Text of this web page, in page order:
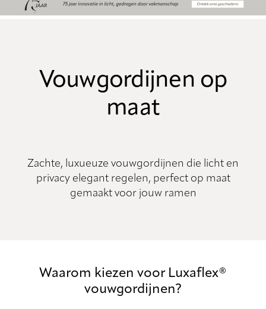
Vouwgordijnen op
maat
Zachte, luxueuze vouwgordijnen die licht en
privacy elegant regelen, perfect op maat
gemaakt voor jouw ramen
Waarom kiezen voor Luxaflex®
vouwgordijnen?